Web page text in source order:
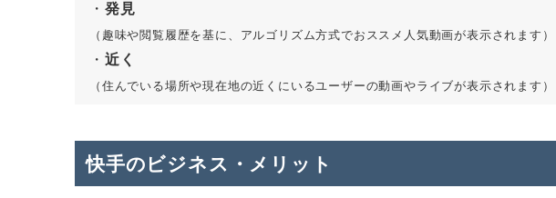
・ 発見
（趣味や閲覧履歴を基に、アルゴリズム方式でおススメ人気動画が表示されます）
・ 近く
（住んでいる場所や現在地の近くにいるユーザーの動画やライブが表示されます）
快手のビジネス・メリット